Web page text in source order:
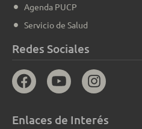
Agenda PUCP
Servicio de Salud
Redes Sociales
Enlaces de Interés